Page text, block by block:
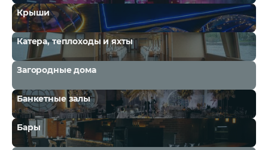
Крыши
Катера, теплоходы и яхты
Загородные дома
Банкетные залы
Бары